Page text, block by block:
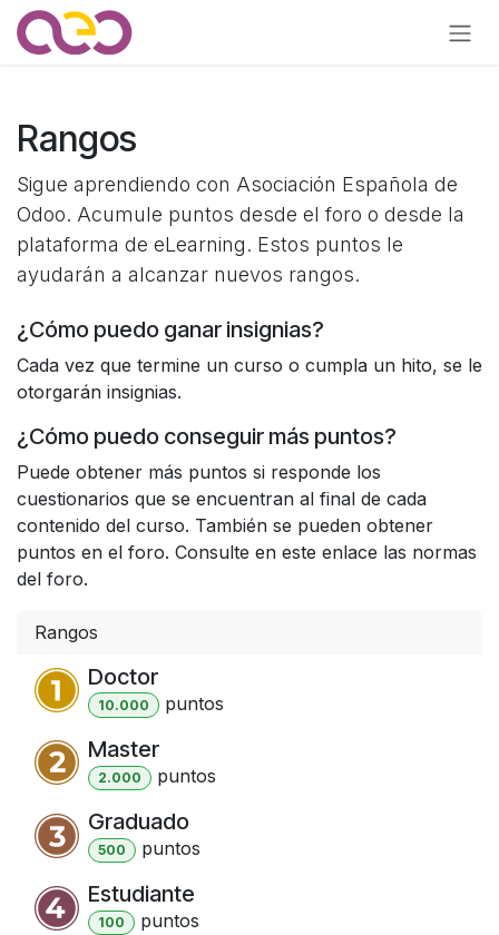
Ir al contenido
Rangos
Sigue aprendiendo con Asociación Española de
Odoo. Acumule puntos desde el foro o desde la
plataforma de eLearning. Estos puntos le
ayudarán a alcanzar nuevos rangos.
¿Cómo puedo ganar insignias?
Cada vez que termine un curso o cumpla un hito, se le
otorgarán insignias.
¿Cómo puedo conseguir más puntos?
Puede obtener más puntos si responde los
cuestionarios que se encuentran al final de cada
contenido del curso. También se pueden obtener
puntos en el foro. Consulte en este enlace las normas
del foro.
Rangos
Doctor
10.000 puntos
Master
2.000 puntos
Graduado
500 puntos
Estudiante
100 puntos